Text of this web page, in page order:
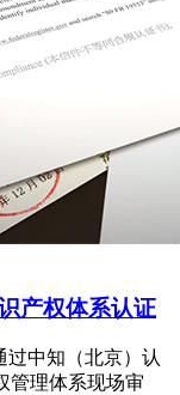
产权体系认证
过中知（北京）认
管理体系现场审